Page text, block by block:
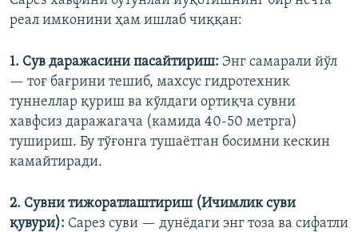
реал имконини ҳам ишлаб чиққан:
1. Сув даражасини пасайтириш: Энг самарали йўл
— тоғ бағрини тешиб, махсус гидротехник
туннеллар қуриш ва кўлдаги ортиқча сувни
хавфсиз даражагача (камида 40-50 метрга)
тушириш. Бу тўғонга тушаётган босимни кескин
камайтиради.
2. Сувни тижоратлаштириш (Ичимлик суви
қувури): Сарез суви — дунёдаги энг тоза ва сифатли